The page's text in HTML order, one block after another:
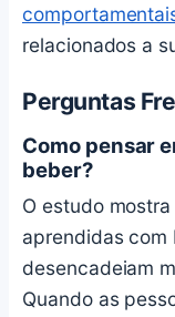
relacionados a
Perguntas
Como pensar
beber?
O estudo
aprendidas
desencadeiam
Quando as